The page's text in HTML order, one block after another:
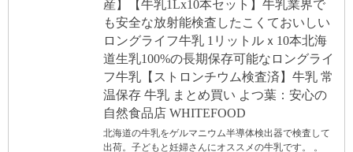
産】【牛乳1Lx10本セット】牛乳業界で
も安全な放射能検査したこくておいしい
ロングライフ牛乳 1リットルｘ10本北海
道生乳100%の長期保存可能なロングライ
フ牛乳【ストロンチウム検査済】牛乳 常
温保存 牛乳 まとめ買い よつ葉：安心の
自然食品店 WHITEFOOD
北海道の牛乳をゲルマニウム半導体検出器で検査して
出荷。子どもと妊婦さんにオススメの牛乳です。 。